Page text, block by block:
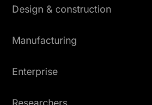
Design & construction
Manufacturing
Enterprise